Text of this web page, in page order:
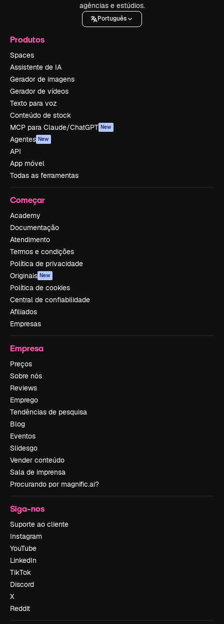
agências e estúdios.
Português
Produtos
Spaces
Assistente de IA
Gerador de imagens
Gerador de vídeos
Texto para voz
Conteúdo de stock
MCP para Claude/ChatGPT New
Agentes New
API
App móvel
Todas as ferramentas
Começar
Academy
Documentação
Atendimento
Termos e condições
Política de privacidade
Originais New
Política de cookies
Central de confiabilidade
Afiliados
Empresas
Empresa
Preços
Sobre nós
Reviews
Emprego
Tendências de pesquisa
Blog
Eventos
Slidesgo
Vender conteúdo
Sala de imprensa
Procurando por magnific.ai?
Siga-nos
Suporte ao cliente
Instagram
YouTube
LinkedIn
TikTok
Discord
X
Reddit